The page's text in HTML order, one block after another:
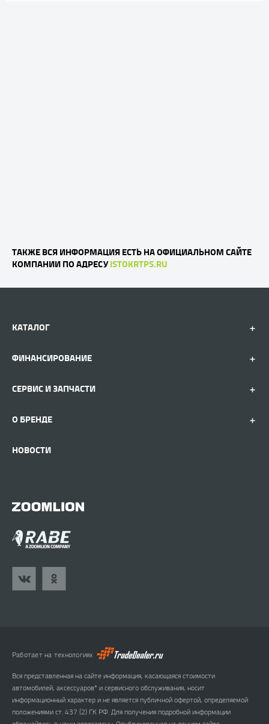
ТАКЖЕ ВСЯ ИНФОРМАЦИЯ ЕСТЬ НА ОФИЦИАЛЬНОМ САЙТЕ
КОМПАНИИ ПО АДРЕСУISTOKRTPS.RU
КАТАЛОГ
ФИНАНСИРОВАНИЕ
СЕРВИС И ЗАПЧАСТИ
О БРЕНДЕ
НОВОСТИ
Работает на технологиях
Вся представленная на сайте информация, касающаяся стоимости
автомобилей, аксессуаров* и сервисного обслуживания, носит
информационный характер и не является публичной офертой, определяемой
положениями ст. 437 (2) ГК РФ. Для получения подробной информации